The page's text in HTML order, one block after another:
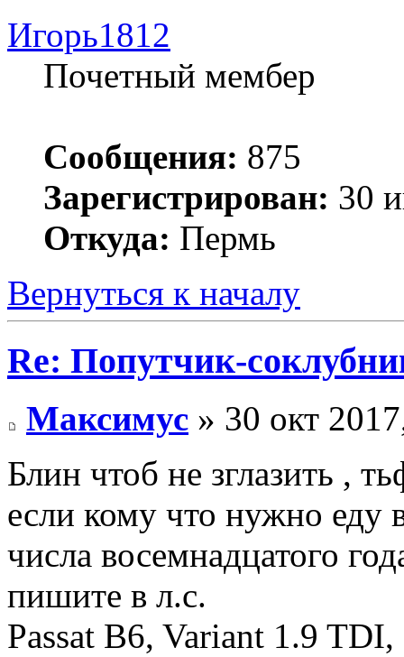
Игорь1812
Почетный мембер
Сообщения: 875
Зарегистрирован: 30
Откуда: Пермь
Вернуться к началу
Re: Попутчик-
Максимус » 30 окт
Блин чтоб не зглазить ,
если кому что нужно еду
числа восемнадцатого
пишите в л.с.
Passat B6, Variant 1.9